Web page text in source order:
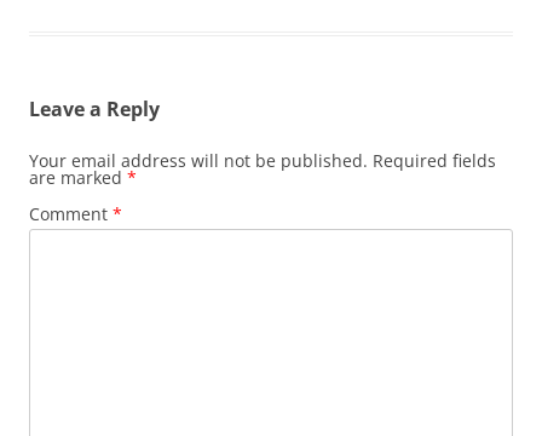
Leave a Reply
Your email address will not be published. Required fields
are marked *
Comment *